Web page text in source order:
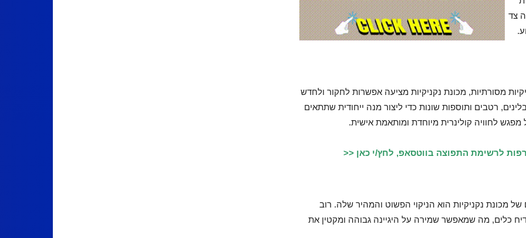
צד
מסורתיות, מכונת נקניקיות מציעה אפשרות לחקור ולחדש
רטבים ותוספות שונות כדי ליצור מנה ייחודית שתתאים
לחוויה קולינרית מיוחדת ומותאמת אישית.
לרשימת התפוצה בווטסאפ, לחץ/י כאן <<
מכונת נקניקיות הוא הניקוי הפשוט והמהיר שלה. רוב
כלים, מה שמאפשר שמירה על היגיינה גבוהה ומקטין את